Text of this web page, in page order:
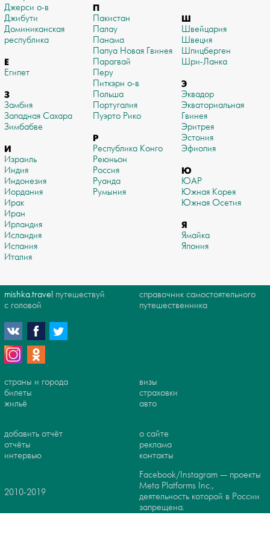
Джерси о-в
Джибути
Доминиканская
республика
Е
Египет
З
Замбия
Западная Сахара
Зимбабве
И
Израиль
Индия
Индонезия
Иордания
Ирак
Иран
Ирландия
Исландия
Испания
Италия
П
Пакистан
Палау
Панама
Папуа Новая Гвинея
Парагвай
Перу
Питкэрн о-в
Польша
Португалия
Пуэрто Рико
Р
Республика Конго
Реюньон
Россия
Руанда
Румыния
Ш
Швейцария
Швеция
Шпицберген
Шри-Ланка
Э
Эквадор
Экваториальная
Гвинея
Эритрея
Эстония
Эфиопия
Ю
ЮАР
Южная Корея
Южная Осетия
Я
Ямайка
Япония
mishka.travel путешествуй
с головой
справочник самостоятельного
путешественника
страны и города
билеты
жильё
визы
страховки
авто
добавить отчёт
отчёты
интервью
о сайте
реклама
контакты
2010-2019
Facebook/Instagram — проекты
Meta Platforms Inc.,
деятельность которой в России
запрещена.